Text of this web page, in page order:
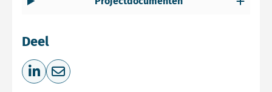
Deel
Deel op LinkedIn
Deel via e-mail